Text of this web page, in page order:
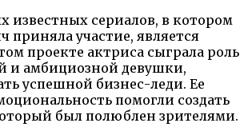
известных сериалов, в котором
приняла участие, является
проекте актриса сыграла роль
и амбициозной девушки,
успешной бизнес-леди. Ее
помогли создать
был полюблен зрителями.